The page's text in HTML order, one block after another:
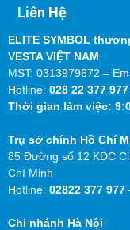
Liên Hệ
ELITE SYMBOL
VESTA VIỆT NAM
MST: 0313979672 –
Hotline: 028 22 377 977
Thời gian làm việc:
Trụ sở chính Hồ Chí
85 Đường số 12 KDC
Chí Minh
Hotline: 02822 377 977
Chi nhánh Hà Nội